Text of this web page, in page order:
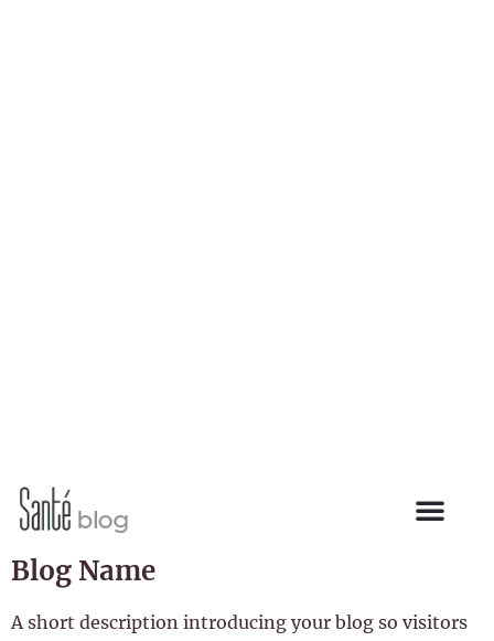
Blog Name
A short description introducing your blog so visitors